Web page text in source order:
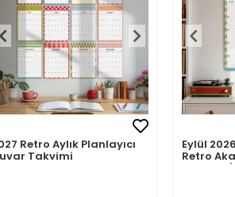
Retro Aylık Planlayıcı
Takvimi
Eylül
Retro
Takvimi